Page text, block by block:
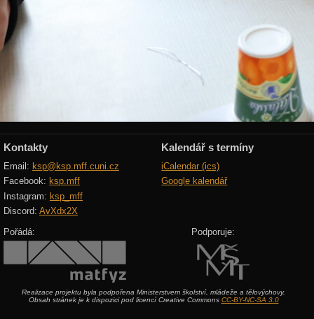
Kontakty
Email: ksp@ksp.mff.cuni.cz
Facebook: ksp.mff
Instagram: ksp_mff
Discord: AvXdx2X
Kalendář s termíny
iCalendar (ics)
Google kalendář
Pořádá: Podporuje:
Realizace projektu byla podpořena Ministerstvem školství, mládeže a tělovýchovy.
Obsah stránek je k dispozici pod licencí Creative Commons CC-BY-NC-SA 3.0